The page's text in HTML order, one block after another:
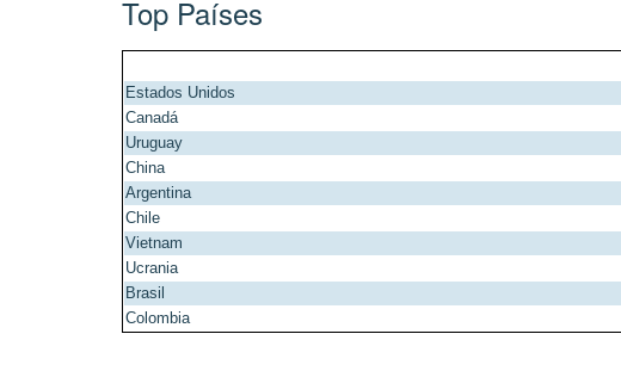
Top Países
Estados Unidos
Canadá
Uruguay
China
Argentina
Chile
Vietnam
Ucrania
Brasil
Colombia